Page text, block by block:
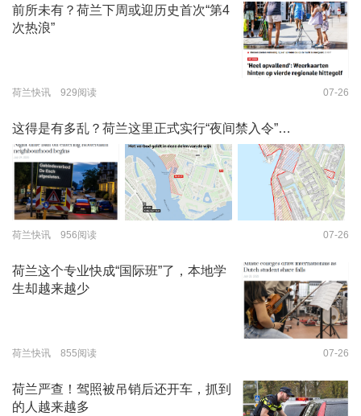
前所未有？荷兰下周或迎历史首次“第4
次热浪”
荷兰快讯 929阅读 07-26
这得是有多乱？荷兰这里正式实行“夜间禁入令”…
荷兰快讯 956阅读 07-26
荷兰这个专业快成“国际班”了，本地学
生却越来越少
荷兰快讯 855阅读 07-26
荷兰严查！驾照被吊销后还开车，抓到
的人越来越多